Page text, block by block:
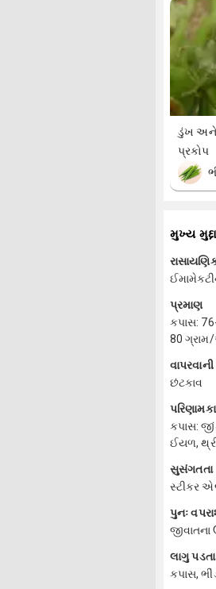
ડુંખ અને
પ્રકોપ
મુખ્ય
પ્રમાણ
કપાસ:
80
છંટકાવ
કપાસ:
ઈયળ,
સુસંગતતા
સ્ટીકર
પુનઃ
લાગુ પડતા
કપાસ,